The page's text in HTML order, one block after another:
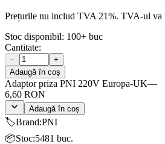
Prețurile nu includ TVA 21%. TVA-ul va
Stoc disponibil: 100+ buc
Cantitate:
−
+
Adaugă în coș
Adaptor priza PNI 220V Europa-UK—
6,60 RON
Adaugă în coș
🏷️Brand:PNI
📦Stoc:5481 buc.